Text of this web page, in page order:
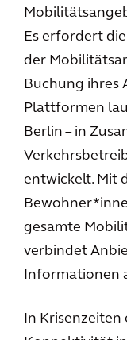
Es erfordert
der
Buchung ihres
Plattformen
Berlin – in
entwickelt. Mit
gesamte
verbindet
Informationen
In